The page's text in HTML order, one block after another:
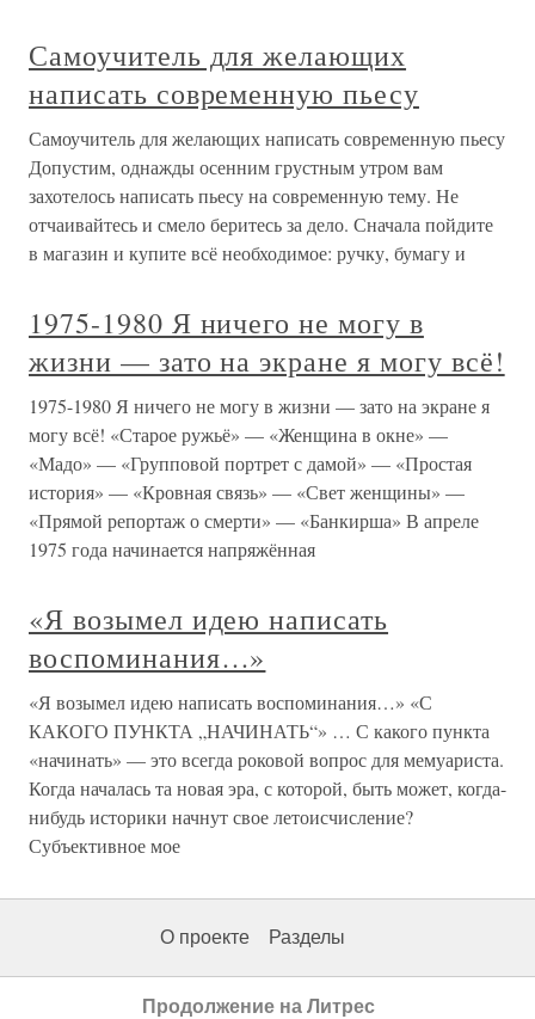
Самоучитель для желающих
написать современную пьесу
Самоучитель для желающих написать современную пьесу
Допустим, однажды осенним грустным утром вам
захотелось написать пьесу на современную тему. Не
отчаивайтесь и смело беритесь за дело. Сначала пойдите
в магазин и купите всё необходимое: ручку, бумагу и
1975-1980 Я ничего не могу в
жизни — зато на экране я могу всё!
1975-1980 Я ничего не могу в жизни — зато на экране я
могу всё! «Старое ружьё» — «Женщина в окне» —
«Мадо» — «Групповой портрет с дамой» — «Простая
история» — «Кровная связь» — «Свет женщины» —
«Прямой репортаж о смерти» — «Банкирша» В апреле
1975 года начинается напряжённая
«Я возымел идею написать
воспоминания…»
«Я возымел идею написать воспоминания…» «С
КАКОГО ПУНКТА „НАЧИНАТЬ“» … С какого пункта
«начинать» — это всегда роковой вопрос для мемуариста.
Когда началась та новая эра, с которой, быть может, когда-
нибудь историки начнут свое летоисчисление?
Субъективное мое
О проекте Разделы
Продолжение на Литрес